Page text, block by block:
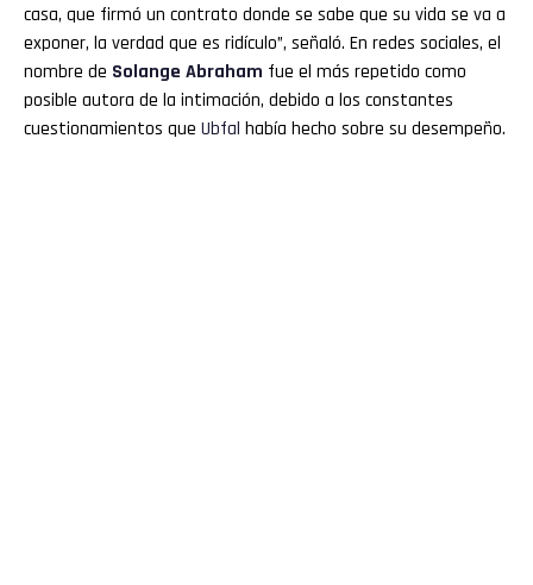
casa, que firmó un contrato donde se sabe que su vida se va a
exponer, la verdad que es ridículo”, señaló. En redes sociales, el
nombre de Solange Abraham fue el más repetido como
posible autora de la intimación, debido a los constantes
cuestionamientos que Ubfal había hecho sobre su desempeño.